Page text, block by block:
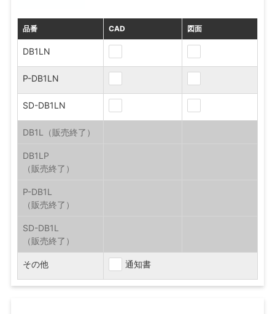
品番 CAD 図面
DB1LN
P-DB1LN
SD-DB1LN
DB1L
DB1LP
P-DB1L
SD-DB1L
その他 通知書